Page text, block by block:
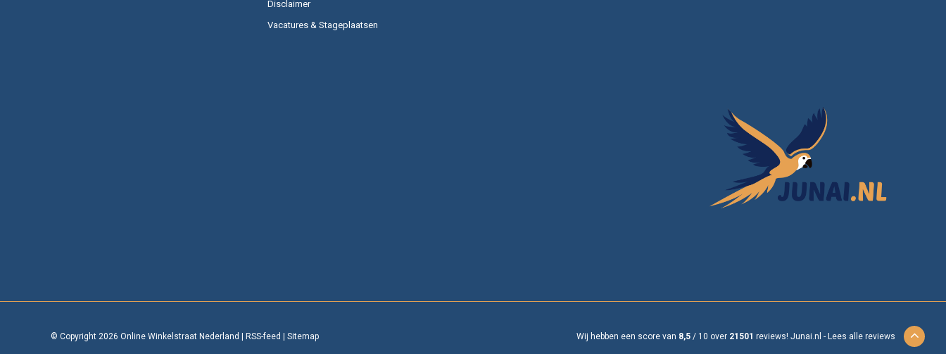
Disclaimer
Vacatures & Stageplaatsen
© Copyright 2026 Online Winkelstraat Nederland | RSS-feed | Sitemap Wij hebben een score van 8,5 / 10 over 21501 reviews! Junai.nl - Lees alle reviews